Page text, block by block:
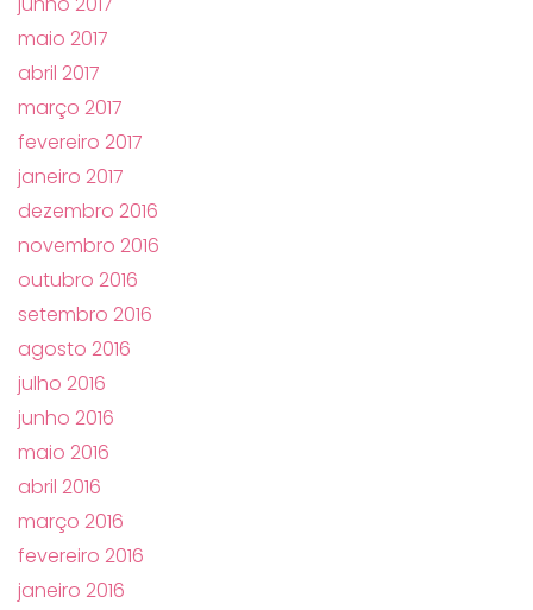
maio 2017
abril 2017
março 2017
fevereiro 2017
janeiro 2017
dezembro 2016
novembro 2016
outubro 2016
setembro 2016
agosto 2016
julho 2016
junho 2016
maio 2016
abril 2016
março 2016
fevereiro 2016
janeiro 2016